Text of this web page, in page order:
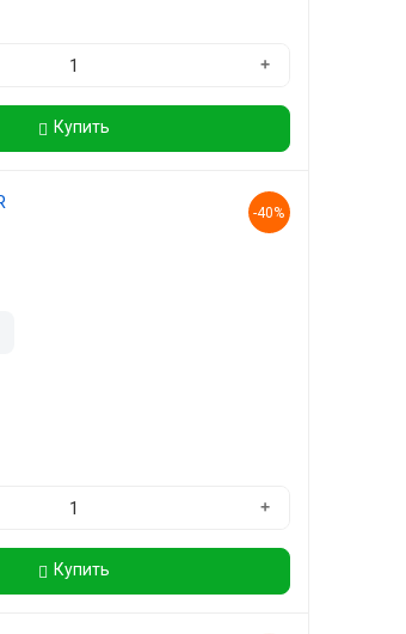
+
Купить
-40%
+
Купить